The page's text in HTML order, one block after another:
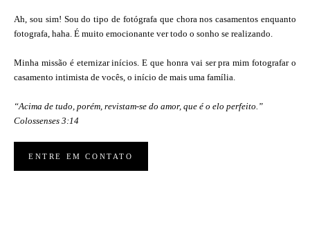
Ah, sou sim! Sou do tipo de fotógrafa que chora nos casamentos enquanto
fotografa, haha. É muito emocionante ver todo o sonho se realizando.
Minha missão é eternizar inícios. E que honra vai ser pra mim fotografar o
casamento intimista de vocês, o início de mais uma família.
“Acima de tudo, porém, revistam-se do amor, que é o elo perfeito.”
Colossenses 3:14
ENTRE EM CONTATO